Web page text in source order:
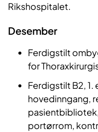
Rikshospitalet.
Desember
Ferdigstilt
for
Ferdigstilt B2,
hovedinngang,
portørrom,